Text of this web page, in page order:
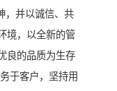
，并以诚信、共
境，以全新的管
良的品质为生存
于客户，坚持用